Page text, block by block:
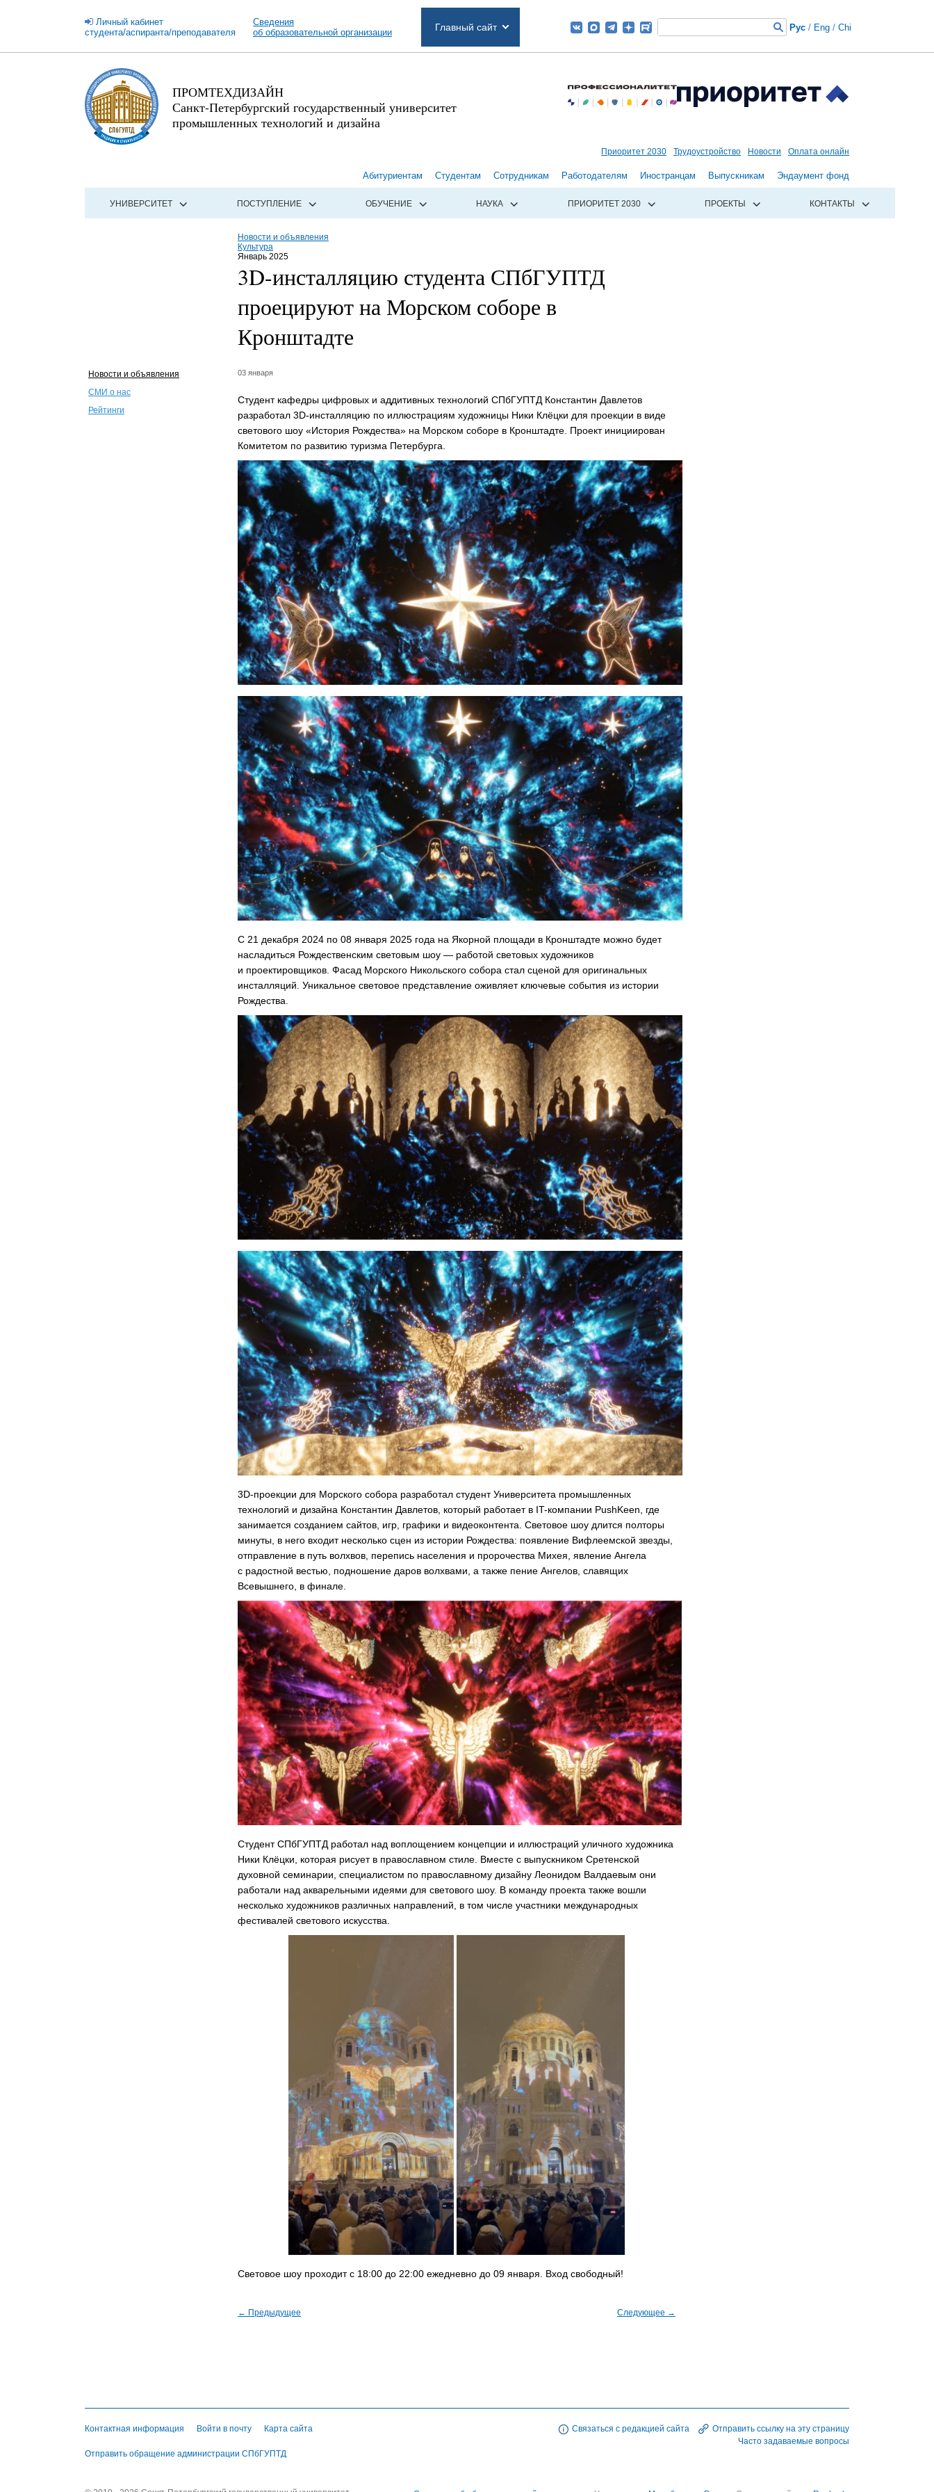
Личный кабинет
студента/аспиранта/преподавателя
Сведения
об образовательной организации
Главный сайт Рус / Eng / Chi
ПРОМТЕХДИЗАЙН
Санкт-Петербургский государственный университет
промышленных технологий и дизайна
Приоритет 2030 Трудоустройство Новости Оплата онлайн
Абитуриентам Студентам Сотрудникам Работодателям Иностранцам Выпускникам Эндаумент фонд
УНИВЕРСИТЕТ ПОСТУПЛЕНИЕ ОБУЧЕНИЕ НАУКА ПРИОРИТЕТ 2030 ПРОЕКТЫ КОНТАКТЫ
Новости и объявления
Культура
Январь 2025
3D-инсталляцию студента СПбГУПТД
проецируют на Морском соборе в
Кронштадте
Новости и объявления
СМИ о нас
Рейтинги
03 января
Студент кафедры цифровых и аддитивных технологий СПбГУПТД Константин Давлетов
разработал 3D-инсталляцию по иллюстрациям художницы Ники Клёцки для проекции в виде
светового шоу «История Рождества» на Морском соборе в Кронштадте. Проект инициирован
Комитетом по развитию туризма Петербурга.
С 21 декабря 2024 по 08 января 2025 года на Якорной площади в Кронштадте можно будет
насладиться Рождественским световым шоу — работой световых художников
и проектировщиков. Фасад Морского Никольского собора стал сценой для оригинальных
инсталляций. Уникальное световое представление оживляет ключевые события из истории
Рождества.
3D-проекции для Морского собора разработал студент Университета промышленных
технологий и дизайна Константин Давлетов, который работает в IT-компании PushKeen, где
занимается созданием сайтов, игр, графики и видеоконтента. Световое шоу длится полторы
минуты, в него входит несколько сцен из истории Рождества: появление Вифлеемской звезды,
отправление в путь волхвов, перепись населения и пророчества Михея, явление Ангела
с радостной вестью, подношение даров волхвами, а также пение Ангелов, славящих
Всевышнего, в финале.
Студент СПбГУПТД работал над воплощением концепции и иллюстраций уличного художника
Ники Клёцки, которая рисует в православном стиле. Вместе с выпускником Сретенской
духовной семинарии, специалистом по православному дизайну Леонидом Валдаевым они
работали над акварельными идеями для светового шоу. В команду проекта также вошли
несколько художников различных направлений, в том числе участники международных
фестивалей светового искусства.
Световое шоу проходит с 18:00 до 22:00 ежедневно до 09 января. Вход свободный!
← Предыдущее Следующее →
Контактная информация Войти в почту Карта сайта
Отправить обращение администрации СПбГУПТД
Связаться с редакцией сайта
Отправить ссылку на эту страницу
Часто задаваемые вопросы